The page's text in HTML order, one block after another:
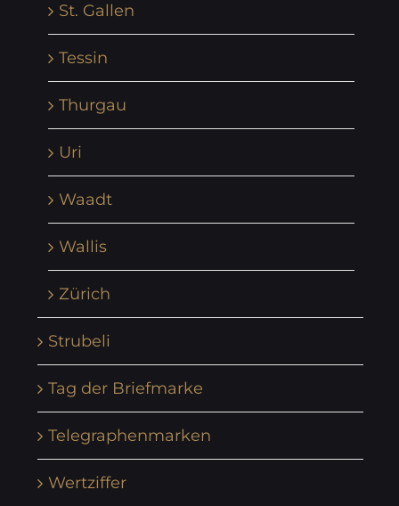
St. Gallen
Tessin
Thurgau
Uri
Waadt
Wallis
Zürich
Strubeli
Tag der Briefmarke
Telegraphenmarken
Wertziffer